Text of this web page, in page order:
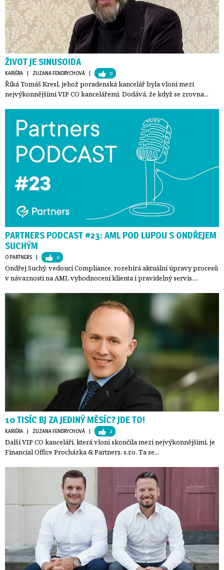
ŽIVOT JE SINUSOIDA
KARIÉRA | ZUZANA FENDRYCHOVÁ | 0
Říká Tomáš Kresl, jehož poradenská kancelář byla vloni mezi
nejvýkonnějšími VIP CO kancelářemi. Dodává, že když se zrovna...
PARTNERS PODCAST #23: AML POD LUPOU S ONDŘEJEM
SUCHÝM
O PARTNERS | 0
Ondřej Suchý, vedoucí Compliance, rozebírá aktuální úpravy procesů
v návaznosti na AML vyhodnocení klienta i pravidelný servis....
10 TISÍC BJ ZA JEDINÝ MĚSÍC? JDE TO!
KARIÉRA | ZUZANA FENDRYCHOVÁ | 2
Další VIP CO kanceláří, která vloni skončila mezi nejvýkonnějšími, je
Financial Office Procházka & Partners, s.r.o. Ta se...